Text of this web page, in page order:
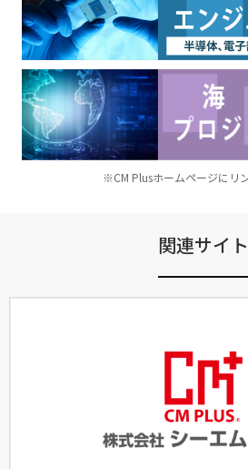
※CM Plusホームページにリ
関連サイト